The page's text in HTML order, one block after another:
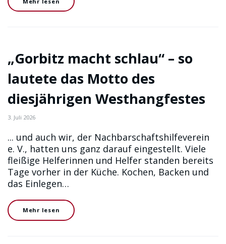
„Gorbitz macht schlau“ – so
lautete das Motto des
diesjährigen Westhangfestes
3. Juli 2026
... und auch wir, der Nachbarschaftshilfeverein
e. V., hatten uns ganz darauf eingestellt. Viele
fleißige Helferinnen und Helfer standen bereits
Tage vorher in der Küche. Kochen, Backen und
das Einlegen…
Mehr lesen